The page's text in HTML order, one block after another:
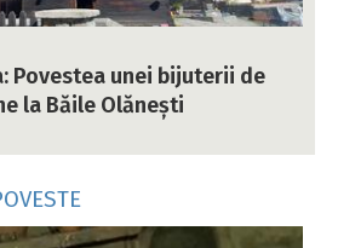
Povestea unei bijuterii de
la Băile Olănești